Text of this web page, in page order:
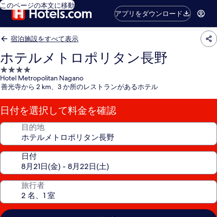
このページの本文に移動
アプリをダウンロード
宿泊施設をすべて表示
ホテルメトロポリタン長野
4.0
つ
星
宿
泊
施
Hotel Metropolitan Nagano
善光寺から 2 km、3 か所のレストランがあるホテル
日付を選択して料金を確認
目的地
日付
旅行者